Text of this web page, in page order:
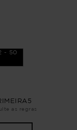
- 50
as regras